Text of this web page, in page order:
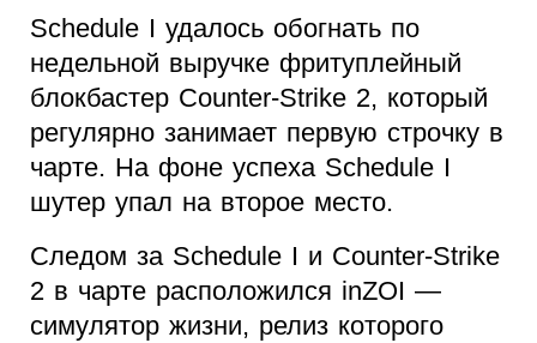
Schedule I удалось обогнать по
недельной выручке фритуплейный
блокбастер Counter-Strike 2, который
регулярно занимает первую строчку в
чарте. На фоне успеха Schedule I
шутер упал на второе место.
Следом за Schedule I и Counter-Strike
2 в чарте расположился inZOI —
симулятор жизни, релиз которого